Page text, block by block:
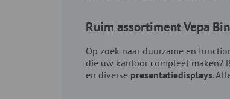
Ruim assortiment Vepa
Op zoek naar duurzame en
die uw kantoor compleet maken?
en diverse presentatiedisplays.